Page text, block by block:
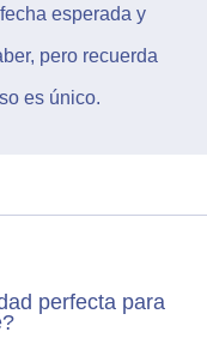
esperada y
pero recuerda
es único.
perfecta para